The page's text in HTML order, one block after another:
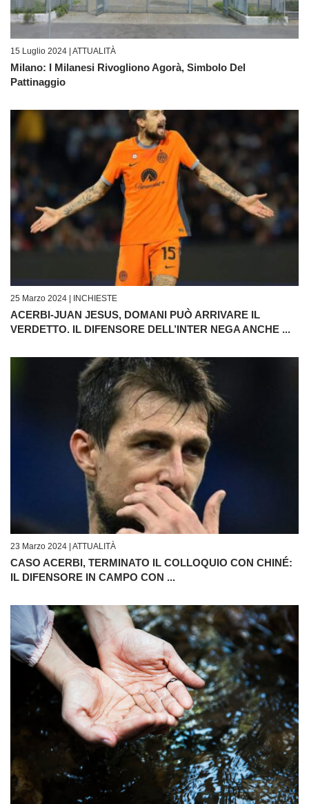
15 Luglio 2024 | ATTUALITÀ
Milano: I Milanesi Rivogliono Agorà, Simbolo Del
Pattinaggio
25 Marzo 2024 | INCHIESTE
ACERBI-JUAN JESUS, DOMANI PUÒ ARRIVARE IL
VERDETTO. IL DIFENSORE DELL’INTER NEGA ANCHE ...
23 Marzo 2024 | ATTUALITÀ
CASO ACERBI, TERMINATO IL COLLOQUIO CON CHINÉ:
IL DIFENSORE IN CAMPO CON ...